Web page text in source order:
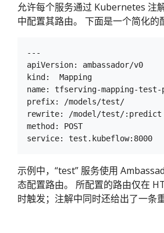
允许每个服务通过 Kubernetes 注
中配置其路由。 下面是一个简化的
---
apiVersion: ambassador/v0
kind:  Mapping
name: tfserving-mapping-test-
prefix: /models/test/
rewrite: /model/test/:predict
method: POST
示例中，“test” 服务使用
态配置路由。 所配置的路由仅在
时触发；注解中同时还给出了一条